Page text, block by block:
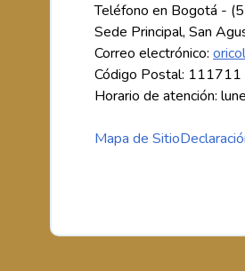
Teléfono en Bogotá -
Sede Principal, San
Correo electrónico:
Código Postal:
Horario de atención:
Mapa de Sitio